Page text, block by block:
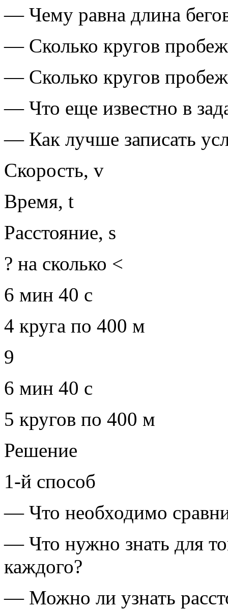
— Чему равна длина
— Сколько кругов
— Сколько кругов
— Что еще известно в
— Как лучше записать
Скорость, v
Время, t
Расстояние, s
? на сколько <
6 мин 40 с
4 круга по 400 м
9
6 мин 40 с
5 кругов по 400 м
Решение
1-й способ
— Что необходимо
— Что нужно знать для
каждого?
— Можно ли узнать